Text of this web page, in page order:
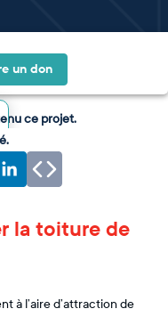
un don
ce projet.
la toiture de
à l’aire d’attraction de